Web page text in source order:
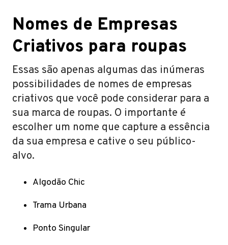
Nomes de Empresas
Criativos para roupas
Essas são apenas algumas das inúmeras
possibilidades de nomes de empresas
criativos que você pode considerar para a
sua marca de roupas. O importante é
escolher um nome que capture a essência
da sua empresa e cative o seu público-
alvo.
Algodão Chic
Trama Urbana
Ponto Singular